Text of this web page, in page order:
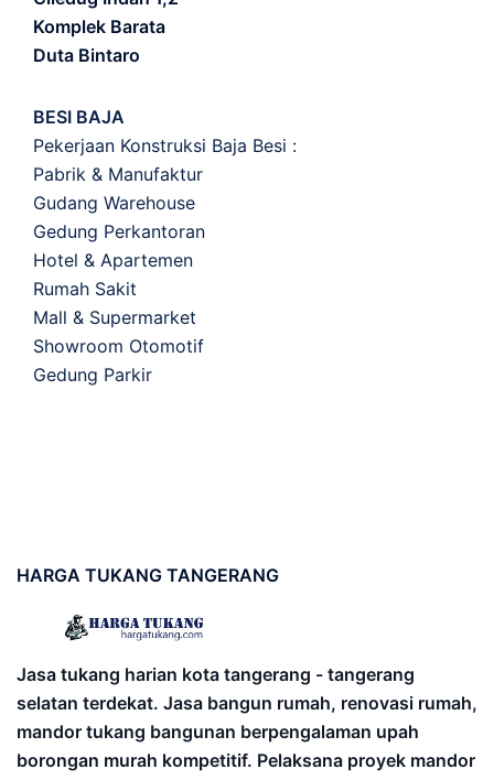
Komplek Barata
Duta Bintaro
BESI BAJA
Pekerjaan Konstruksi Baja Besi :
Pabrik & Manufaktur
Gudang Warehouse
Gedung Perkantoran
Hotel & Apartemen
Rumah Sakit
Mall & Supermarket
Showroom Otomotif
Gedung Parkir
HARGA TUKANG TANGERANG
Jasa tukang harian kota tangerang - tangerang
selatan terdekat. Jasa bangun rumah, renovasi rumah,
mandor tukang bangunan berpengalaman upah
borongan murah kompetitif. Pelaksana proyek mandor